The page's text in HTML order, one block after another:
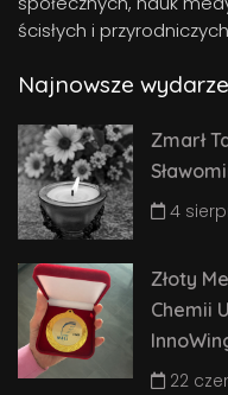
ścisłych i
Najnowsze
Zmarł
4
Złoty
Chemii
22